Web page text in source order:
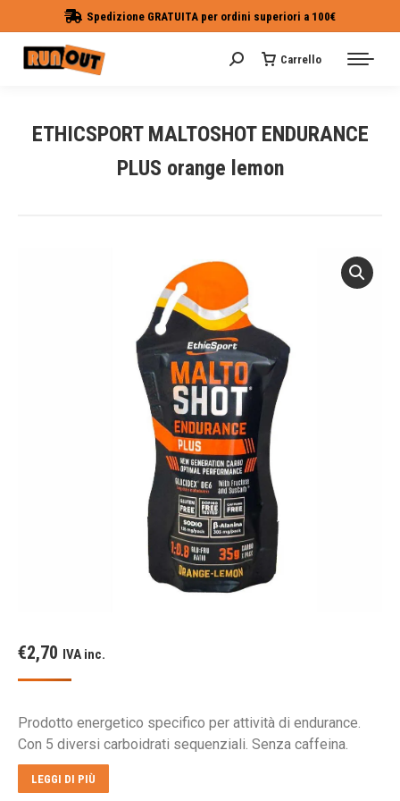
Spedizione GRATUITA per ordini superiori a 100€
Cerca: Carrello
ETHICSPORT MALTOSHOT ENDURANCE
PLUS orange lemon
€2,70 IVA inc.
Prodotto energetico specifico per attività di endurance.
Con 5 diversi carboidrati sequenziali. Senza caffeina.
LEGGI DI PIÙ